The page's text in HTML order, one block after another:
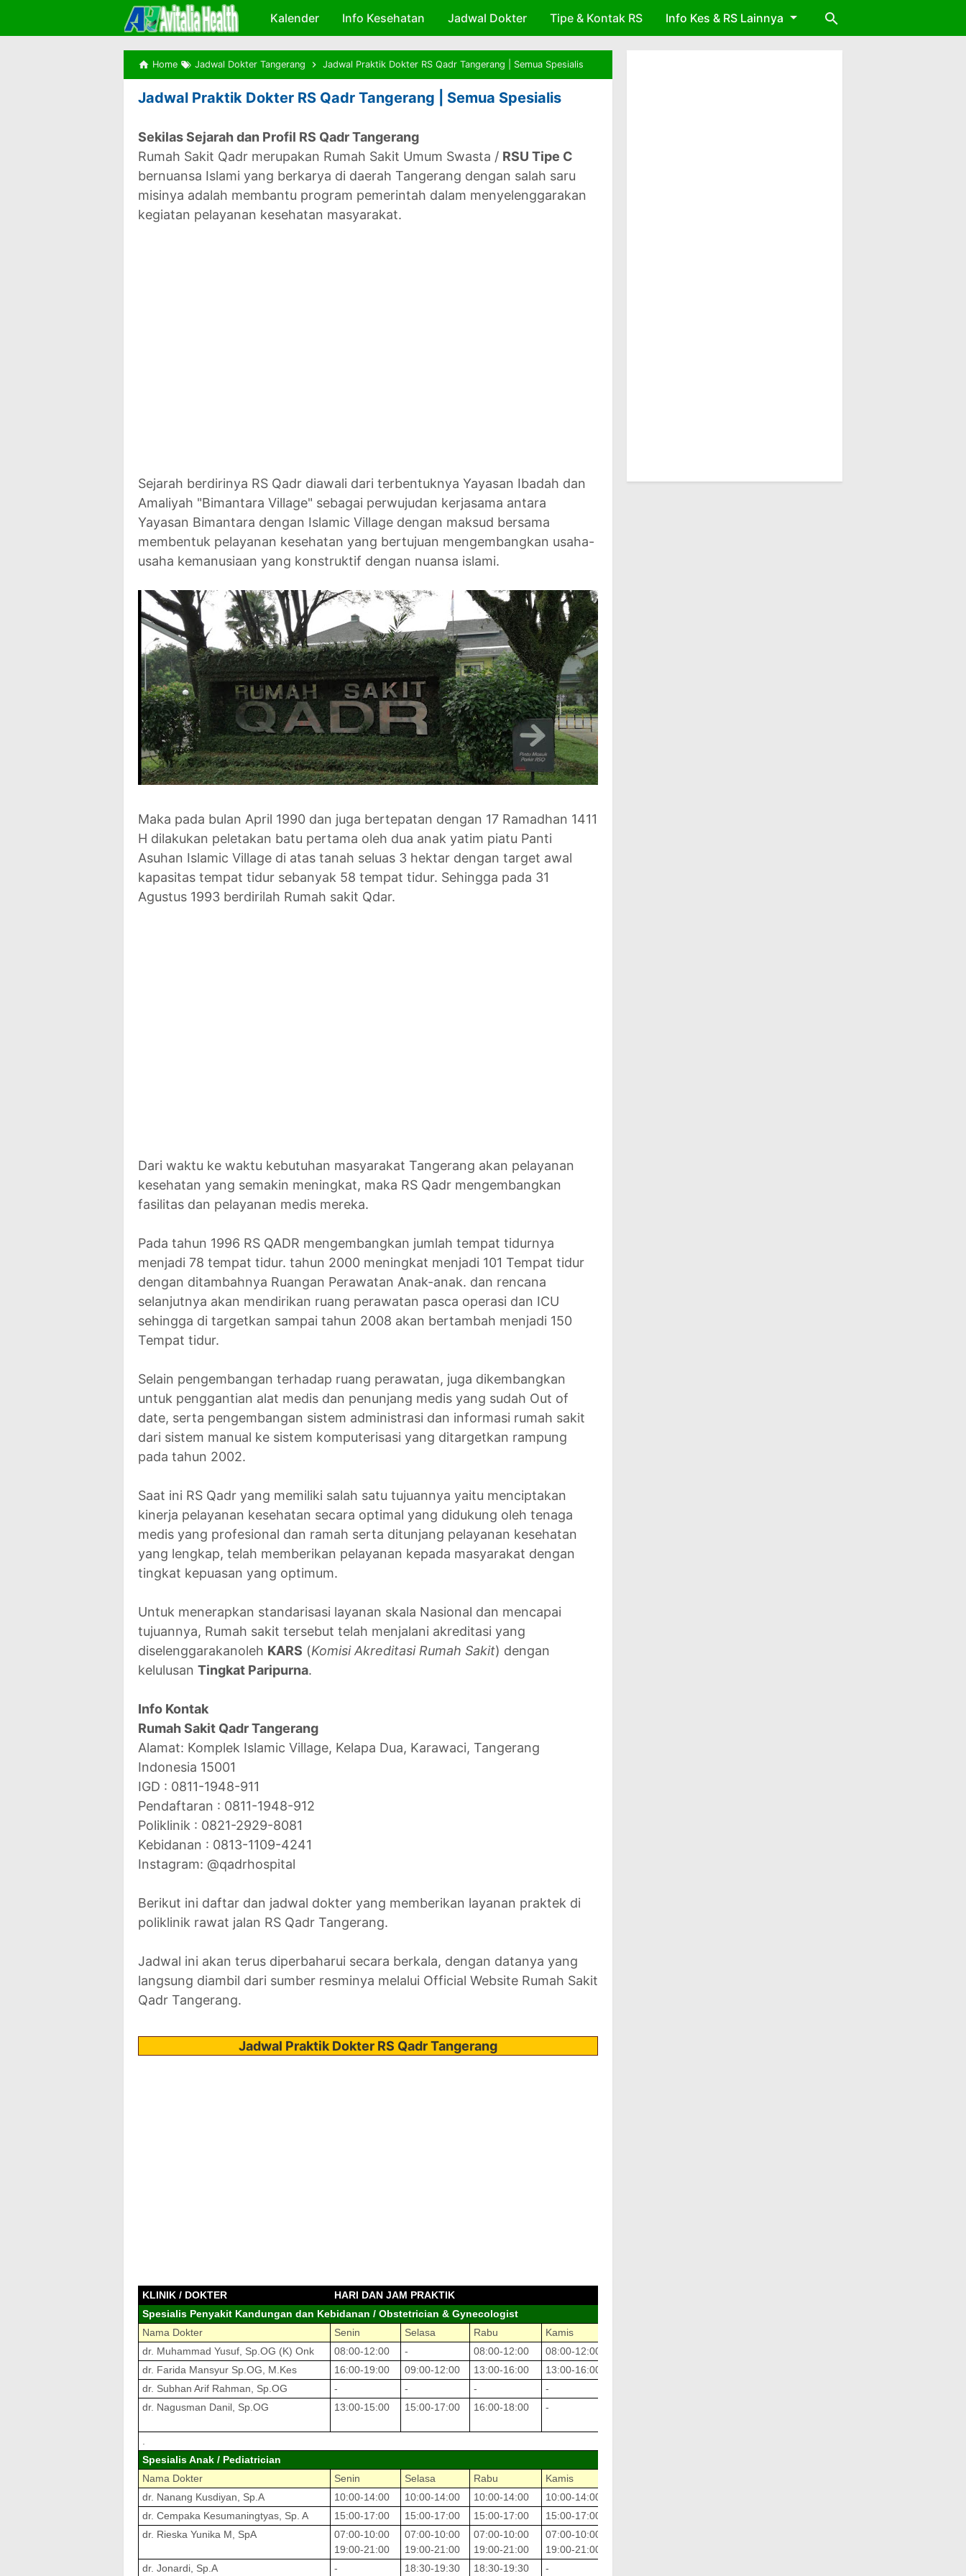
Skip to main content
Kalender Info Kesehatan Jadwal Dokter Tipe & Kontak RS Info Kes & RS Lainnya
Home Jadwal Dokter Tangerang Jadwal Praktik Dokter RS Qadr Tangerang | Semua Spesialis
Jadwal Praktik Dokter RS Qadr Tangerang | Semua Spesialis
Sekilas Sejarah dan Profil RS Qadr Tangerang
Rumah Sakit Qadr merupakan Rumah Sakit Umum Swasta / RSU Tipe C
bernuansa Islami yang berkarya di daerah Tangerang dengan salah saru
misinya adalah membantu program pemerintah dalam menyelenggarakan
kegiatan pelayanan kesehatan masyarakat.
Sejarah berdirinya RS Qadr diawali dari terbentuknya Yayasan Ibadah dan
Amaliyah "Bimantara Village" sebagai perwujudan kerjasama antara
Yayasan Bimantara dengan Islamic Village dengan maksud bersama
membentuk pelayanan kesehatan yang bertujuan mengembangkan usaha-
usaha kemanusiaan yang konstruktif dengan nuansa islami.
Maka pada bulan April 1990 dan juga bertepatan dengan 17 Ramadhan 1411
H dilakukan peletakan batu pertama oleh dua anak yatim piatu Panti
Asuhan Islamic Village di atas tanah seluas 3 hektar dengan target awal
kapasitas tempat tidur sebanyak 58 tempat tidur. Sehingga pada 31
Agustus 1993 berdirilah Rumah sakit Qdar.
Dari waktu ke waktu kebutuhan masyarakat Tangerang akan pelayanan
kesehatan yang semakin meningkat, maka RS Qadr mengembangkan
fasilitas dan pelayanan medis mereka.
Pada tahun 1996 RS QADR mengembangkan jumlah tempat tidurnya
menjadi 78 tempat tidur. tahun 2000 meningkat menjadi 101 Tempat tidur
dengan ditambahnya Ruangan Perawatan Anak-anak. dan rencana
selanjutnya akan mendirikan ruang perawatan pasca operasi dan ICU
sehingga di targetkan sampai tahun 2008 akan bertambah menjadi 150
Tempat tidur.
Selain pengembangan terhadap ruang perawatan, juga dikembangkan
untuk penggantian alat medis dan penunjang medis yang sudah Out of
date, serta pengembangan sistem administrasi dan informasi rumah sakit
dari sistem manual ke sistem komputerisasi yang ditargetkan rampung
pada tahun 2002.
Saat ini RS Qadr yang memiliki salah satu tujuannya yaitu menciptakan
kinerja pelayanan kesehatan secara optimal yang didukung oleh tenaga
medis yang profesional dan ramah serta ditunjang pelayanan kesehatan
yang lengkap, telah memberikan pelayanan kepada masyarakat dengan
tingkat kepuasan yang optimum.
Untuk menerapkan standarisasi layanan skala Nasional dan mencapai
tujuannya, Rumah sakit tersebut telah menjalani akreditasi yang
diselenggarakanoleh KARS (Komisi Akreditasi Rumah Sakit) dengan
kelulusan Tingkat Paripurna.
Info Kontak
Rumah Sakit Qadr Tangerang
Alamat: Komplek Islamic Village, Kelapa Dua, Karawaci, Tangerang
Indonesia 15001
IGD : 0811-1948-911
Pendaftaran : 0811-1948-912
Poliklinik : 0821-2929-8081
Kebidanan : 0813-1109-4241
Instagram: @qadrhospital
Berikut ini daftar dan jadwal dokter yang memberikan layanan praktek di
poliklinik rawat jalan RS Qadr Tangerang.
Jadwal ini akan terus diperbaharui secara berkala, dengan datanya yang
langsung diambil dari sumber resminya melalui Official Website Rumah Sakit
Qadr Tangerang.
Jadwal Praktik Dokter RS Qadr Tangerang
KLINIK / DOKTER
HARI DAN JAM PRAKTIK
Spesialis Penyakit Kandungan dan Kebidanan / Obstetrician & Gynecologist
Nama Dokter
Senin Selasa Rabu Kamis
dr. Muhammad Yusuf, Sp.OG (K) Onk
08:00-12:00 - 08:00-12:00 08:00-12:00
dr. Farida Mansyur Sp.OG, M.Kes
16:00-19:00 09:00-12:00 13:00-16:00 13:00-16:00
dr. Subhan Arif Rahman, Sp.OG
- - - -
dr. Nagusman Danil, Sp.OG
13:00-15:00 15:00-17:00 16:00-18:00 -
Spesialis Anak / Pediatrician
Nama Dokter
Senin Selasa Rabu Kamis
dr. Nanang Kusdiyan, Sp.A
10:00-14:00 10:00-14:00 10:00-14:00 10:00-14:00
dr. Cempaka Kesumaningtyas, Sp. A
15:00-17:00 15:00-17:00 15:00-17:00 15:00-17:00
dr. Rieska Yunika M, SpA
07:00-10:00
19:00-21:00
07:00-10:00
19:00-21:00
07:00-10:00
19:00-21:00
07:00-10:00
19:00-21:00
dr. Jonardi, Sp.A - 18:30-19:30 18:30-19:30 -